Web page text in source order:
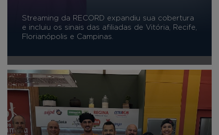
Streaming da RECORD expandiu sua cobertura
e incluiu os sinais das afiliadas de Vitória, Recife,
Florianópolis e Campinas.